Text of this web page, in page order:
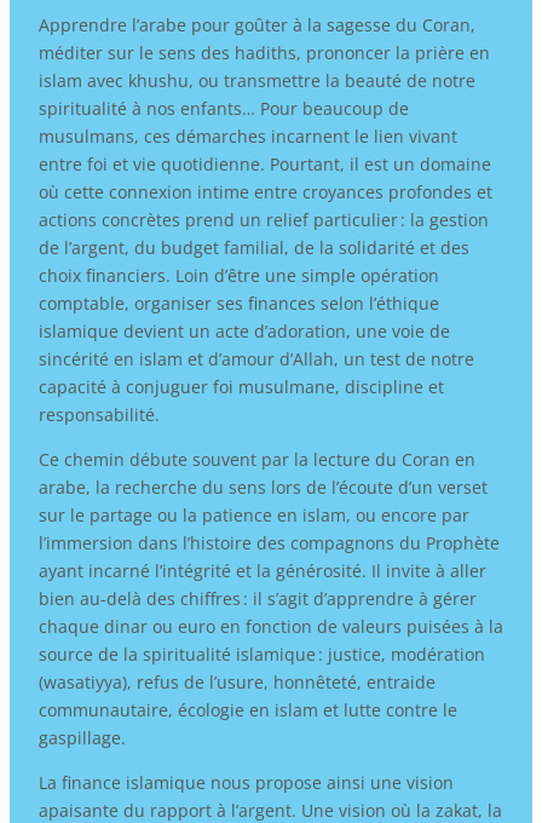
Apprendre l’arabe pour goûter à la sagesse du Coran,
méditer sur le sens des hadiths, prononcer la prière en
islam avec khushu, ou transmettre la beauté de notre
spiritualité à nos enfants… Pour beaucoup de
musulmans, ces démarches incarnent le lien vivant
entre foi et vie quotidienne. Pourtant, il est un domaine
où cette connexion intime entre croyances profondes et
actions concrètes prend un relief particulier : la gestion
de l’argent, du budget familial, de la solidarité et des
choix financiers. Loin d’être une simple opération
comptable, organiser ses finances selon l’éthique
islamique devient un acte d’adoration, une voie de
sincérité en islam et d’amour d’Allah, un test de notre
capacité à conjuguer foi musulmane, discipline et
responsabilité.
Ce chemin débute souvent par la lecture du Coran en
arabe, la recherche du sens lors de l’écoute d’un verset
sur le partage ou la patience en islam, ou encore par
l’immersion dans l’histoire des compagnons du Prophète
ayant incarné l’intégrité et la générosité. Il invite à aller
bien au-delà des chiffres : il s’agit d’apprendre à gérer
chaque dinar ou euro en fonction de valeurs puisées à la
source de la spiritualité islamique : justice, modération
(wasatiyya), refus de l’usure, honnêteté, entraide
communautaire, écologie en islam et lutte contre le
gaspillage.
La finance islamique nous propose ainsi une vision
apaisante du rapport à l’argent. Une vision où la zakat, la